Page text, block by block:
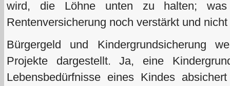
wird, die Löhne unten zu halten;
Rentenversicherung noch verstärkt und
Bürgergeld und Kindergrundsicherung
Projekte dargestellt. Ja, eine
Lebensbedürfnisse eines Kindes